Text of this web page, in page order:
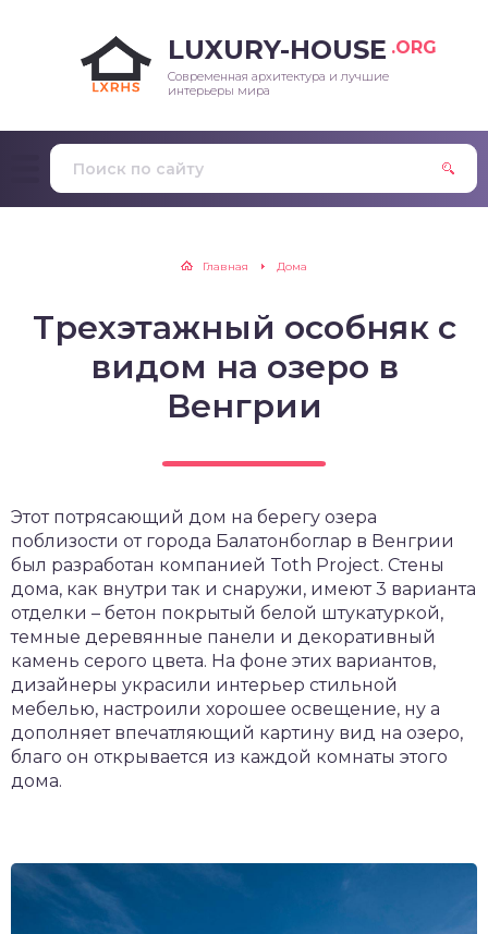
LUXURY-HOUSE .ORG
Современная архитектура и лучшие
интерьеры мира
Главная Дома
Трехэтажный особняк с
видом на озеро в
Венгрии
Этот потрясающий дом на берегу озера
поблизости от города Балатонбоглар в Венгрии
был разработан компанией Toth Project. Стены
дома, как внутри так и снаружи, имеют 3 варианта
отделки – бетон покрытый белой штукатуркой,
темные деревянные панели и декоративный
камень серого цвета. На фоне этих вариантов,
дизайнеры украсили интерьер стильной
мебелью, настроили хорошее освещение, ну а
дополняет впечатляющий картину вид на озеро,
благо он открывается из каждой комнаты этого
дома.